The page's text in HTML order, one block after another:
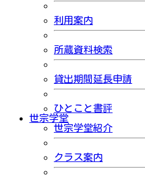
利用案内
所蔵資料検索
貸出期間延長申請
ひとこと書評
世宗学堂
世宗学堂紹介
クラス案内